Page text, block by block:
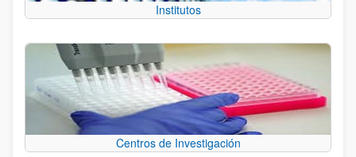
Institutos
Centros de Investigación